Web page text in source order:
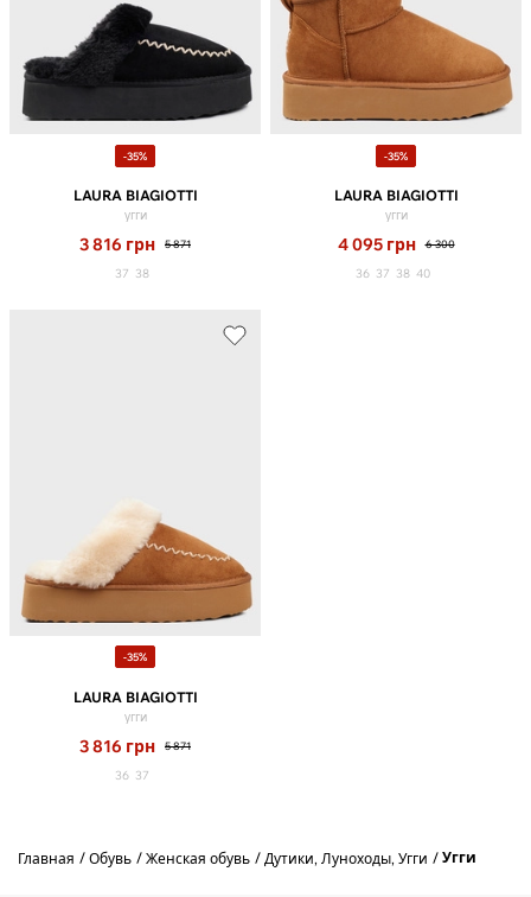
-35%
LAURA BIAGIOTTI
угги
3 816 грн 5 871
37 38
-35%
LAURA BIAGIOTTI
угги
4 095 грн 6 300
36 37 38 40
-35%
LAURA BIAGIOTTI
угги
3 816 грн 5 871
36 37
Главная Обувь Женская обувь Дутики, Луноходы, Угги Угги